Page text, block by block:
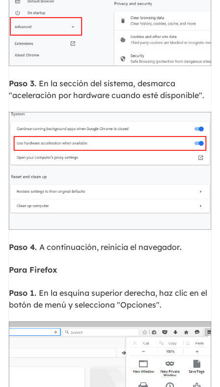
Paso 3. En la sección del sistema, desmarca
"aceleración por hardware cuando esté disponible".
Paso 4. A continuación, reinicia el navegador.
Para Firefox
Paso 1. En la esquina superior derecha, haz clic en el
botón de menú y selecciona "Opciones".